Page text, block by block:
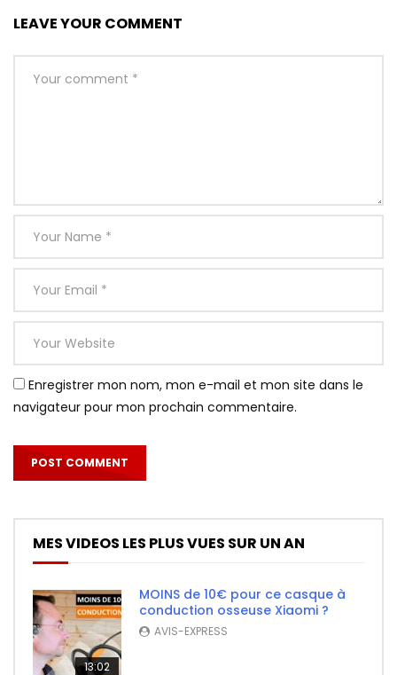
LEAVE YOUR COMMENT
Enregistrer mon nom, mon e-mail et mon site dans le
navigateur pour mon prochain commentaire.
MES VIDEOS LES PLUS VUES SUR UN AN
13:02
MOINS de 10€ pour ce casque à
conduction osseuse Xiaomi ?
AVIS-EXPRESS